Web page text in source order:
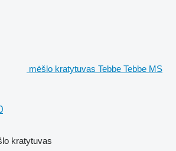
mėšlo kratytuvas Tebbe Tebbe MS
kratytuvas